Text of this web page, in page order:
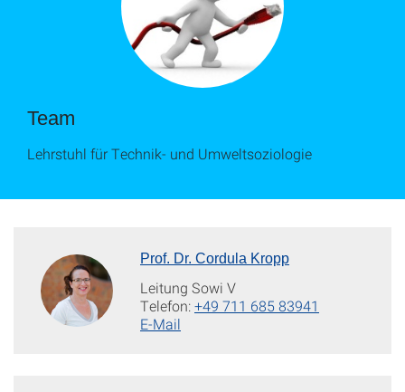
Team
Lehrstuhl für Technik- und Umweltsoziologie
Prof. Dr. Cordula Kropp
Leitung Sowi V
Telefon:+49 711 685 83941
E-Mail